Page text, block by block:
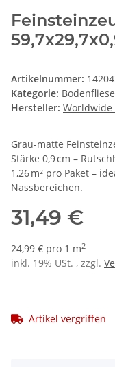
Artikelnummer:
Kategorie:
Hersteller: Worldwide
Grau-matte
Stärke 0,9 cm –
1,26 m² pro Paket –
Nassbereichen.
31,49 €
24,99 € pro 1 m2
inkl. 19% USt. , zzgl.
Artikel vergriffen